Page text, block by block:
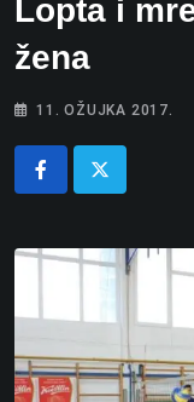
Lopta i
žena
11. OŽUJKA 2017.